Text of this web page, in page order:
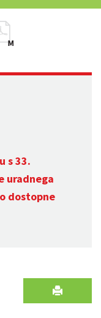
s 33.
uradnega
dostopne